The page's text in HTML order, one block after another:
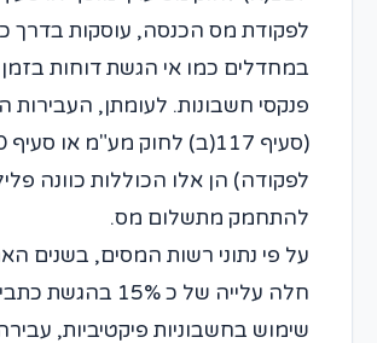
לפקודת מס הכנסה, עוסקות בדרך
במחדלים כמו אי הגשת דוחות בזמן
פנקסי חשבונות. לעומתן, העבירות
לפקודה) הן אלו הכוללות כוונה
להתחמק מתשלום מס.
על פי נתוני רשות המסים, בשנים
חלה עלייה של כ 15%
שימוש בחשבוניות פיקטיביות,